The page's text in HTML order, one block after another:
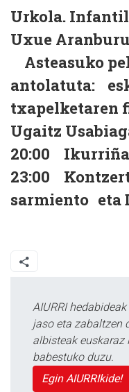
Urkola.
Uxue Aranburu
Asteasuko
antolatuta:
txapelketaren
Ugaitz
20:00
23:00
sarmiento eta
AIURRI
jaso eta zabaltzen
albisteak
babestuko duzu.
Egin AIURRIkide!